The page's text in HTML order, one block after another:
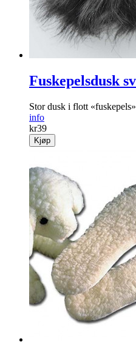
Fuskepelsdusk
Stor dusk i flott
info
kr39
Kjøp